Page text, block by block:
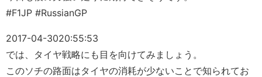
#F1JP #RussianGP
2017-04-3020:55:53
では、タイヤ戦略にも目を向けてみましょう。
このソチの路面はタイヤの消耗が少ないことで知られてお